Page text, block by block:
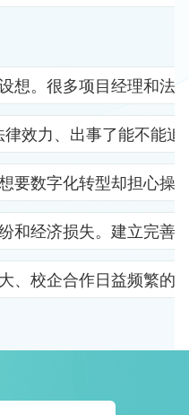
。很多项目经理和法
效力、出事了能不能
要数字化转型却担心操
经济损失。建立完
校企合作日益频繁